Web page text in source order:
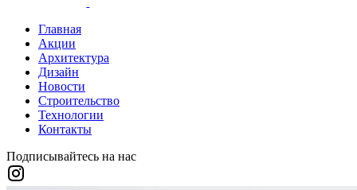
Главная
Акции
Архитектура
Дизайн
Новости
Строительство
Технологии
Контакты
Подписывайтесь на нас